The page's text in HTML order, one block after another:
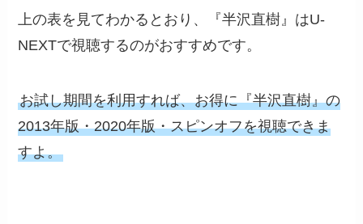
上の表を見てわかるとおり、『半沢直樹』はU-
NEXTで視聴するのがおすすめです。
お試し期間を利用すれば、お得に『半沢直樹』の
2013年版・2020年版・スピンオフを視聴できま
すよ。